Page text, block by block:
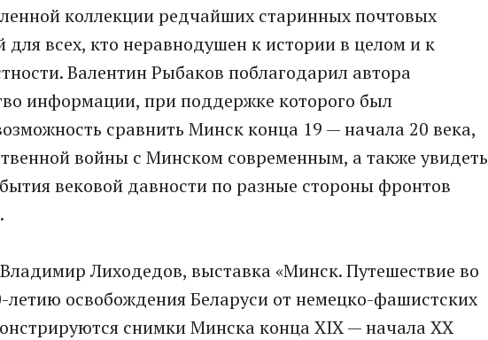
коллекции редчайших старинных почтовых
всех, кто неравнодушен к истории в целом и к
Валентин Рыбаков поблагодарил автора
информации, при поддержке которого был
сравнить Минск конца 19 — начала 20 века,
войны с Минском современным, а также увидеть
вековой давности по разные стороны фронтов
Лиходедов, выставка «Минск. Путешествие во
освобождения Беларуси от немецко-фашистских
снимки Минска конца XIX — начала XX